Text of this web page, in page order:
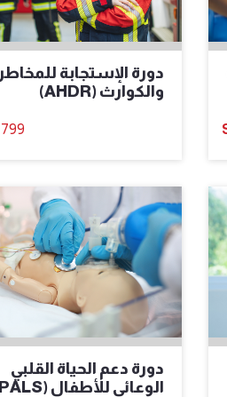
دورة الإستجابة للمخاطر
والكوارث (AHDR)
799
دورة دعم الحياة القلبي
الوعائي للأطفال (PALS)